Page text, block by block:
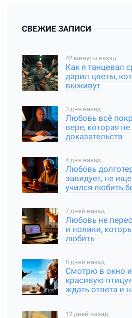
СВЕЖИЕ ЗАПИСИ
42 минуты назад
Как я танцевал
дарил цветы,
выживут
3 дня назад
Любовь всё
вере, которая не
доказательств
4 дня назад
Любовь
завидует, не
учился любить
7 дней назад
Любовь не
и нолики,
любить
8 дней назад
Смотрю в окно
красивую
ждать ответа и
быть
12 дней назад